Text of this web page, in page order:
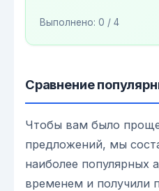
Выполнено: 0 / 4
Сравнение
Чтобы вам было
предложений, мы
наиболее популярных
временем и получили